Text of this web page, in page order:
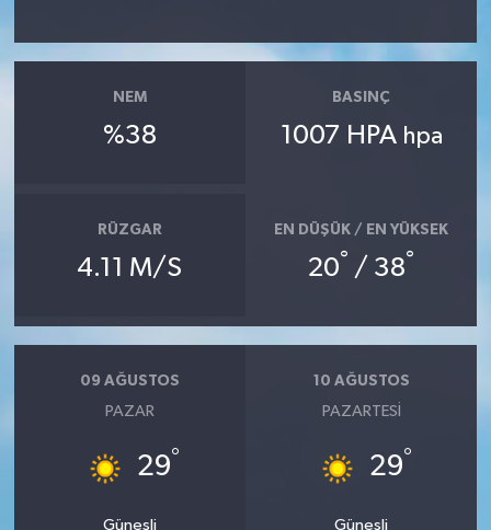
NEM
%38
BASINÇ
1007 HPA hpa
RÜZGAR
4.11 M/S
EN DÜŞÜK / EN YÜKSEK
20° / 38°
09 AĞUSTOS
PAZAR
29°
Güneşli
10 AĞUSTOS
PAZARTESI
29°
Güneşli